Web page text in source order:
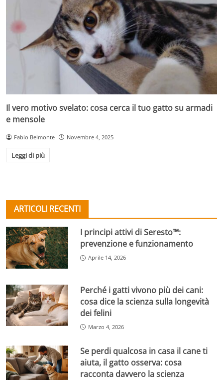
Il vero motivo svelato: cosa cerca il tuo gatto su armadi
e mensole
Fabio Belmonte Novembre 4, 2025
Leggi di più
ARTICOLI RECENTI
I principi attivi di Seresto™:
prevenzione e funzionamento
Aprile 14, 2026
Perché i gatti vivono più dei cani:
cosa dice la scienza sulla longevità
dei felini
Marzo 4, 2026
Se perdi qualcosa in casa il cane ti
aiuta, il gatto osserva: cosa
racconta davvero la scienza